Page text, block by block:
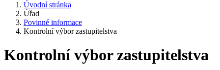
Úvodní stránka
Úřad
Povinné informace
Kontrolní výbor zastupitelstva
Kontrolní výbor zastupitelstva